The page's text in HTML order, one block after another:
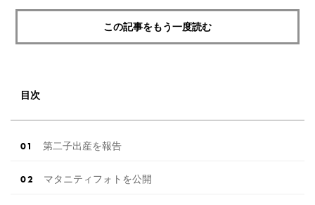
この記事をもう一度読む
目次
第二子出産を報告
マタニティフォトを公開